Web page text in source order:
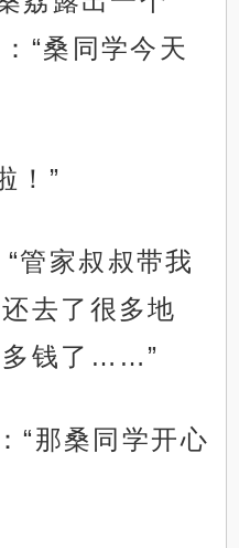
“桑同学今天
！”
管家叔叔带我
去了很多地
多钱了……”
“那桑同学开心